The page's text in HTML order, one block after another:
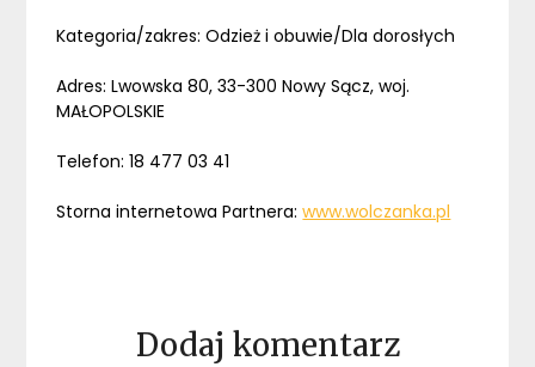
Kategoria/zakres: Odzież i obuwie/Dla dorosłych
Adres: Lwowska 80, 33-300 Nowy Sącz, woj.
MAŁOPOLSKIE
Telefon: 18 477 03 41
Storna internetowa Partnera:www.wolczanka.pl
Dodaj komentarz